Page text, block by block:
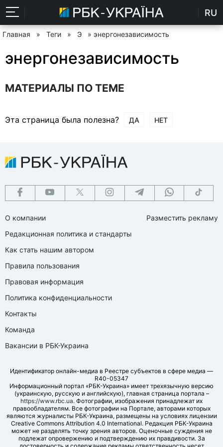
RU
Главная » Теги » Э » энергонезависимость
энергонезависимость
МАТЕРИАЛЫ ПО ТЕМЕ
Эта страница была полезна? ДА НЕТ
О компании
Редакционная политика и стандарты
Как стать нашим автором
Правила пользования
Правовая информация
Политика конфиденциальности
Контакты
Команда
Вакансии в РБК-Украина
Разместить рекламу
Идентификатор онлайн-медиа в Реестре субъектов в сфере медиа —
R40-05347
Информационный портал «РБК-Украина» имеет трехязычную версию
(украинскую, русскую и английскую), главная страница портала –
https://www.rbc.ua. Фотографии, изображения принадлежат их
правообладателям. Все фотографии на Портале, авторами которых
являются журналисты РБК-Украина, размещены на условиях лицензии
Creative Commons Attribution 4.0 International. Редакция РБК-Украина
может не разделять точку зрения авторов. Оценочные суждения не
подлежат опровержению и подтверждению их правдивости. За